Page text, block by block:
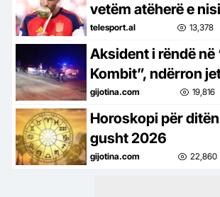
vetëm atëherë e
për mesfushorin
telesport.al 13,378
Aksident i rëndë në
Kombit”, ndërron
nga Kosova
gijotina.com 19,816
Horoskopi për
gusht 2026
gijotina.com 22,860